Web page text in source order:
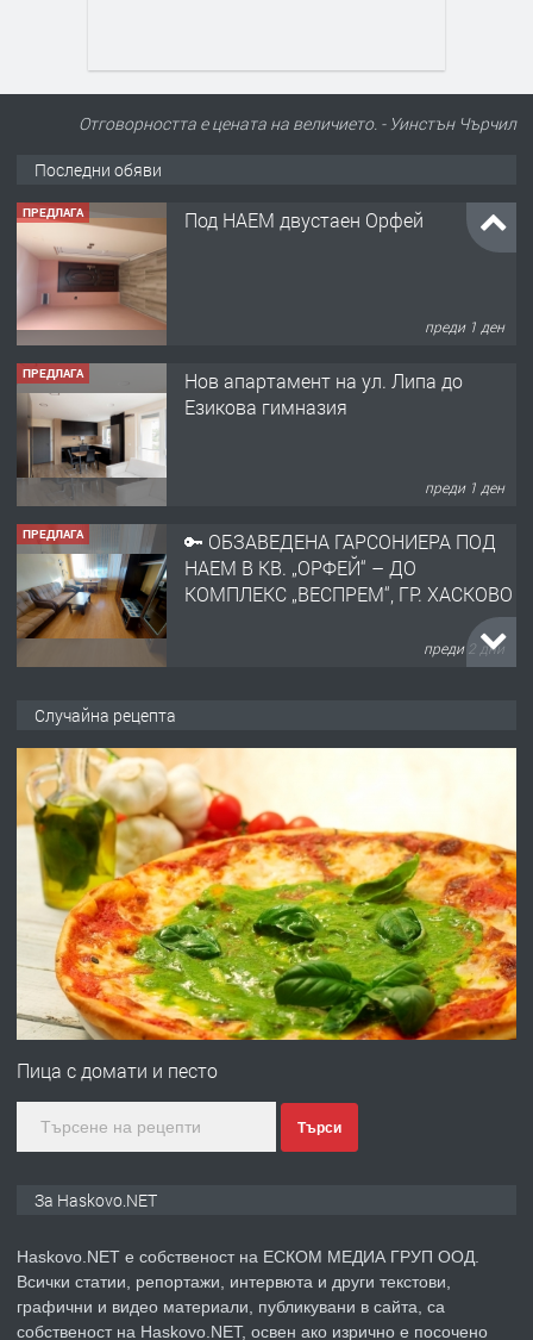
Отговорността е цената на величието. - Уинстън Чърчил
Последни обяви
ПРЕДЛАГА Под НАЕМ двустаен Орфей
преди 1 ден
ПРЕДЛАГА
Нов апартамент на ул. Липа до
Езикова гимназия
преди 1 ден
ПРЕДЛАГА
🔑 ОБЗАВЕДЕНА ГАРСОНИЕРА ПОД
НАЕМ В КВ. „ОРФЕЙ“ – ДО
КОМПЛЕКС „ВЕСПРЕМ“, ГР. ХАСКОВО
преди 2 дни
АПАРТАМЕНТ В ЦЕНТЪРА НА ГР.
ХАСКОВО
ПРЕДЛАГА Давам гараж под наем
преди 3 дни
ПРЕДЛАГА
№4120 Магазин/Офис под наем в кв.
градската градина!
преди 4 дни
Случайна рецепта
Пица с домати и песто
Търси
За Haskovo.NET
Haskovo.NET е собственост на ЕСКОМ МЕДИА ГРУП ООД.
Всички статии, репортажи, интервюта и други текстови,
графични и видео материали, публикувани в сайта, са
собственост на Haskovo.NET, освен ако изрично е посочено